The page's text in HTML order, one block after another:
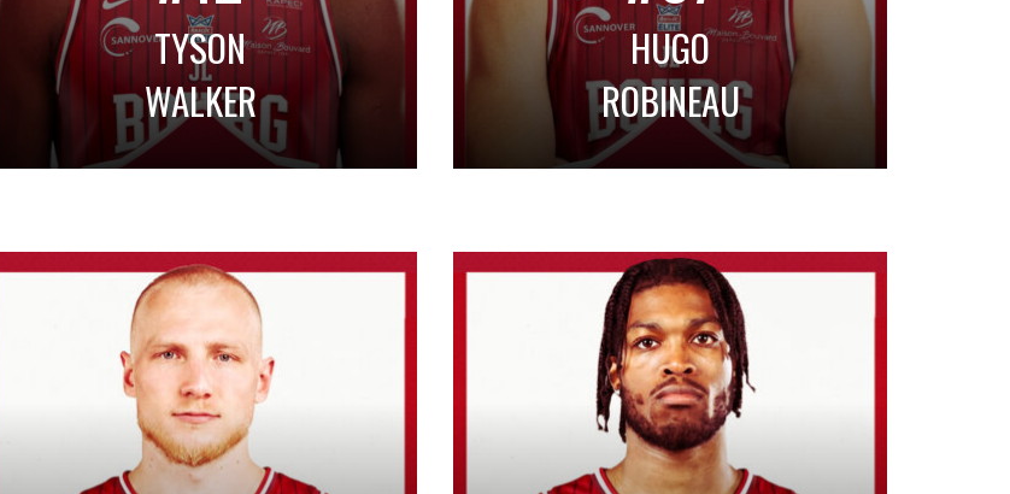
TYSON
WALKER
HUGO
ROBINEAU